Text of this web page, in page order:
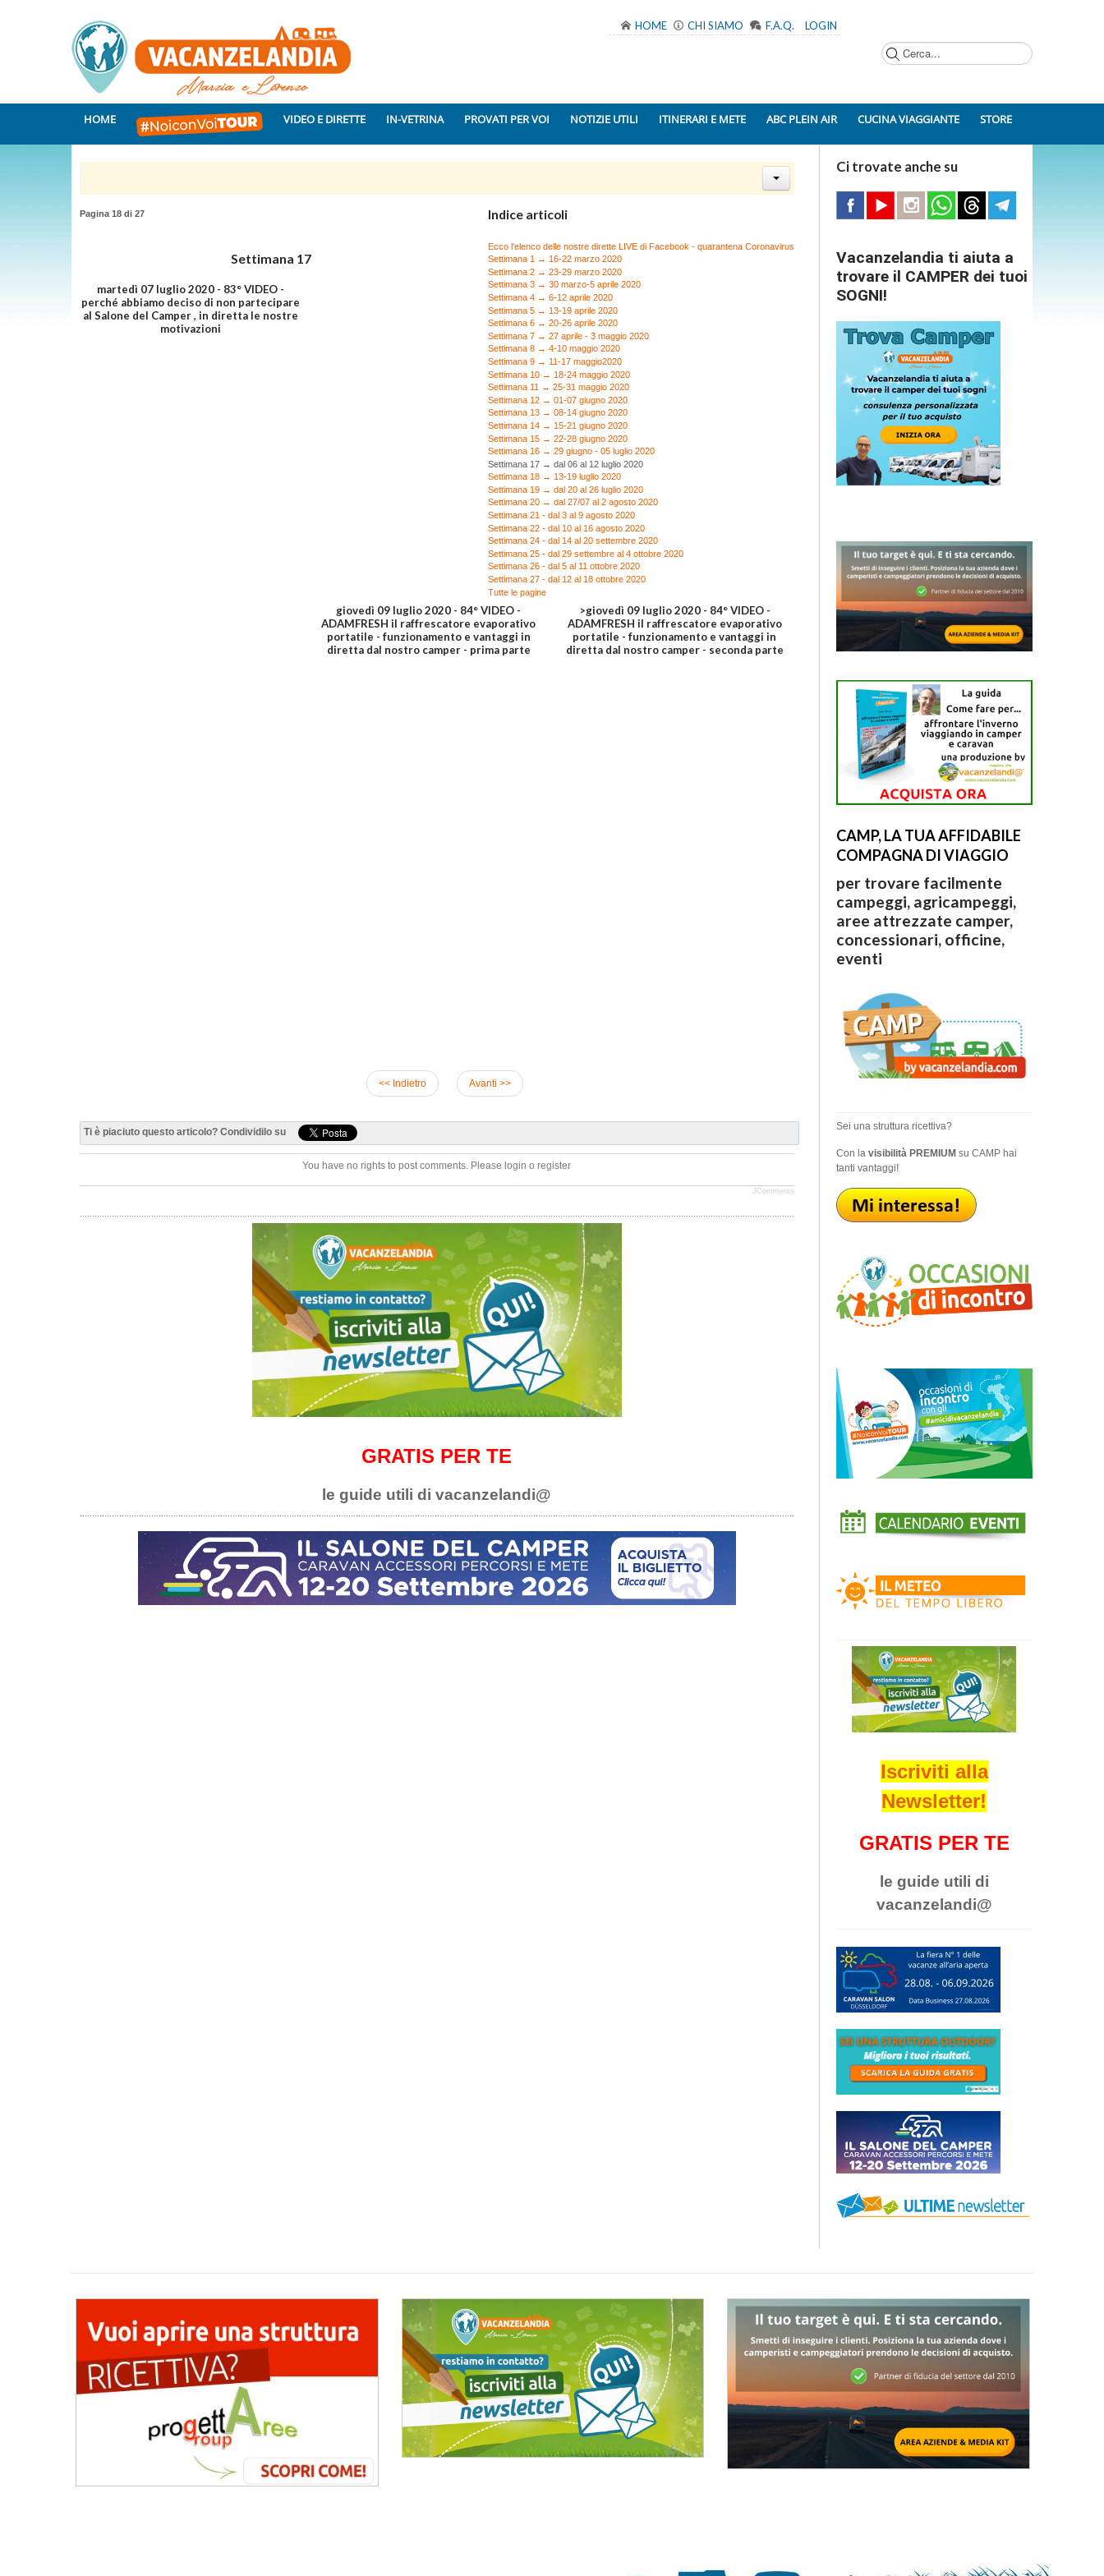
HOME CHI SIAMO F.A.Q. LOGIN
HOME VIDEO E DIRETTE IN-VETRINA PROVATI PER VOI NOTIZIE UTILI ITINERARI E METE ABC PLEIN AIR CUCINA VIAGGIANTE STORE
Indice articoli
Ecco l'elenco delle nostre dirette LIVE di Facebook - quarantena Coronavirus
Settimana 1 → 16-22 marzo 2020
Settimana 2 → 23-29 marzo 2020
Settimana 3 → 30 marzo-5 aprile 2020
Settimana 4 → 6-12 aprile 2020
Settimana 5 → 13-19 aprile 2020
Settimana 6 → 20-26 aprile 2020
Settimana 7 → 27 aprile - 3 maggio 2020
Settimana 8 → 4-10 maggio 2020
Settimana 9 → 11-17 maggio2020
Settimana 10 → 18-24 maggio 2020
Settimana 11 → 25-31 maggio 2020
Settimana 12 → 01-07 giugno 2020
Settimana 13 → 08-14 giugno 2020
Settimana 14 → 15-21 giugno 2020
Settimana 15 → 22-28 giugno 2020
Settimana 16 → 29 giugno - 05 luglio 2020
Settimana 17 → dal 06 al 12 luglio 2020
Settimana 18 → 13-19 luglio 2020
Settimana 19 → dal 20 al 26 luglio 2020
Settimana 20 → dal 27/07 al 2 agosto 2020
Settimana 21 - dal 3 al 9 agosto 2020
Settimana 22 - dal 10 al 16 agosto 2020
Settimana 24 - dal 14 al 20 settembre 2020
Settimana 25 - dal 29 settembre al 4 ottobre 2020
Settimana 26 - dal 5 al 11 ottobre 2020
Settimana 27 - dal 12 al 18 ottobre 2020
Tutte le pagine
Pagina 18 di 27
Settimana 17
martedì 07 luglio 2020 - 83° VIDEO -
perché abbiamo deciso di non partecipare
al Salone del Camper , in diretta le nostre
motivazioni
giovedì 09 luglio 2020 - 84° VIDEO -
ADAMFRESH il raffrescatore evaporativo
portatile - funzionamento e vantaggi in
diretta dal nostro camper - prima parte
>giovedì 09 luglio 2020 - 84° VIDEO -
ADAMFRESH il raffrescatore evaporativo
portatile - funzionamento e vantaggi in
diretta dal nostro camper - seconda parte
<< Indietro Avanti >>
Ti è piaciuto questo articolo? Condividilo su
You have no rights to post comments. Please login o register
JComments
GRATIS PER TE
le guide utili di vacanzelandi@
Ci trovate anche su
Vacanzelandia ti aiuta a
trovare il CAMPER dei tuoi
SOGNI!
CAMP, LA TUA AFFIDABILE
COMPAGNA DI VIAGGIO
per trovare facilmente
campeggi, agricampeggi,
aree attrezzate camper,
concessionari, officine,
eventi
Sei una struttura ricettiva?
Con la visibilità PREMIUMsu CAMP hai
tanti vantaggi!
Iscriviti alla
Newsletter!
GRATIS PER TE
le guide utili di
vacanzelandi@